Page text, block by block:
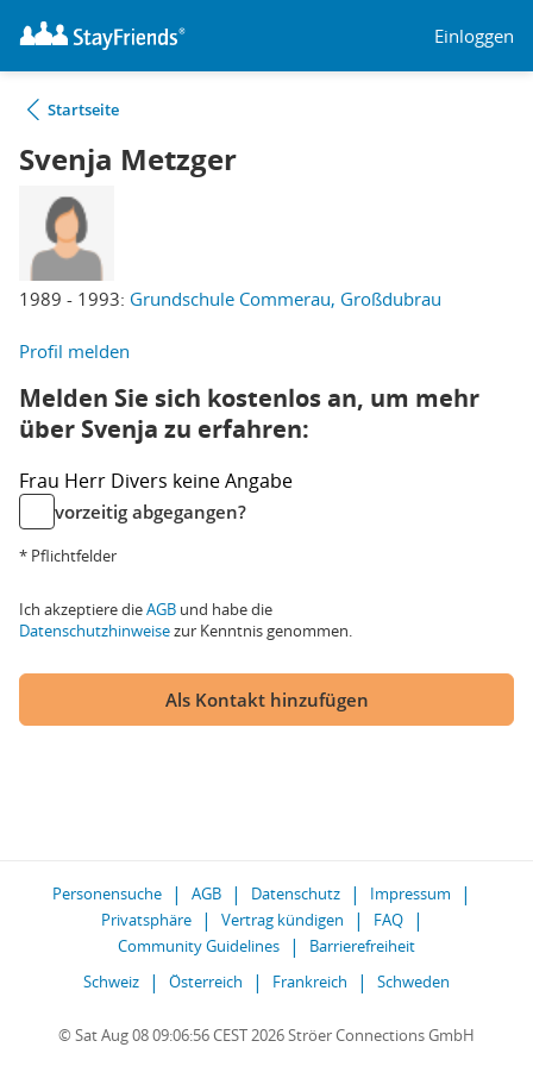
Einloggen
Startseite
Svenja Metzger
1989 - 1993: Grundschule Commerau, Großdubrau
Profil melden
Melden Sie sich kostenlos an, um mehr
über Svenja zu erfahren:
Frau Herr Divers keine Angabe
vorzeitig abgegangen?
* Pflichtfelder
Ich akzeptiere dieAGB und habe die
Datenschutzhinweisezur Kenntnis genommen.
Als Kontakt hinzufügen
Personensuche AGB Datenschutz
Impressum
Privatsphäre
Vertrag kündigen
FAQ
Community Guidelines
Barrierefreiheit
Schweiz
Österreich Frankreich Schweden
© Sat Aug 08 09:06:56 CEST 2026 Ströer Connections GmbH